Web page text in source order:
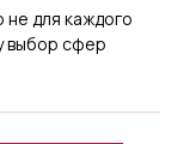
не для каждого
выбор сфер